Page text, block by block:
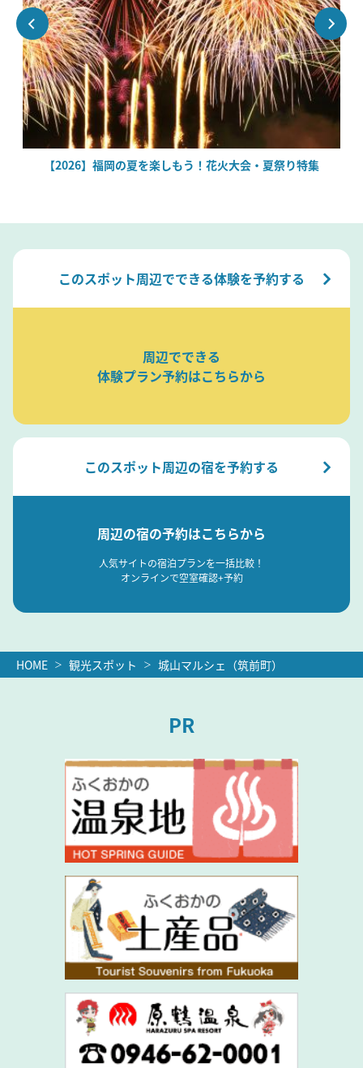
【2026】福岡の夏を楽しもう！花火大会・夏祭り特集
このスポット周辺でできる体験を予約する
周辺でできる
体験プラン予約はこちらから
このスポット周辺の宿を予約する
周辺の宿の予約はこちらから
人気サイトの宿泊プランを一括比較！
オンラインで空室確認+予約
HOME 観光スポット 城山マルシェ（筑前町）
PR